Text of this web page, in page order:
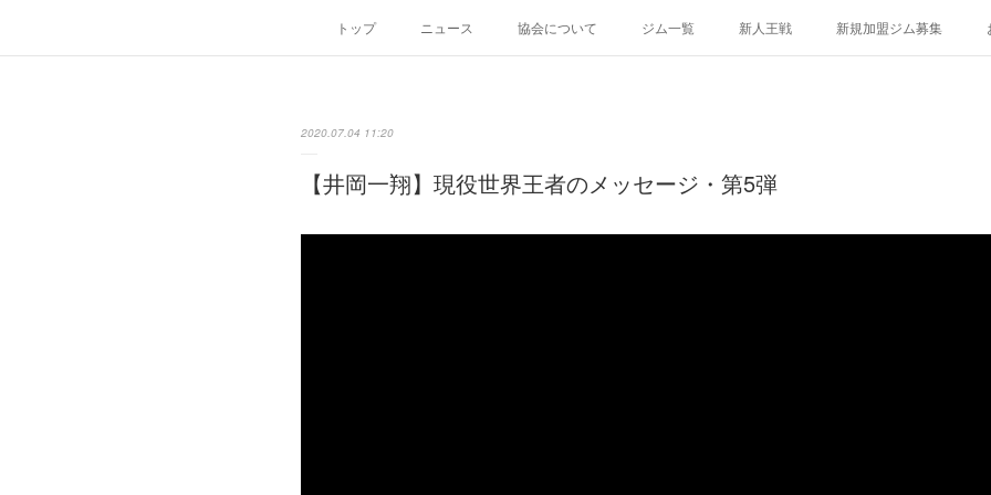
トップ ニュース 協会について ジム一覧 新人王戦 新規加盟ジム募集
2020.07.04 11:20
【井岡一翔】現役世界王者のメッセージ・第5弾